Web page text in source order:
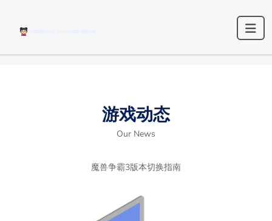
游戏动态
Our News
魔兽争霸3版本切换指南